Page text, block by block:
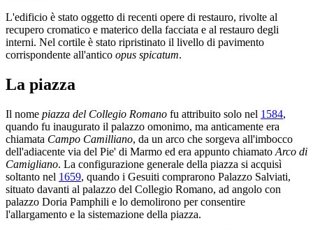
L'edificio è stato oggetto di recenti opere di restauro, rivolte al
recupero cromatico e materico della facciata e al restauro degli
interni. Nel cortile è stato ripristinato il livello di pavimento
corrispondente all'antico opus spicatum.
La piazza
Il nome piazza del Collegio Romano fu attribuito solo nel 1584,
quando fu inaugurato il palazzo omonimo, ma anticamente era
chiamata Campo Camilliano, da un arco che sorgeva all'imbocco
dell'adiacente via del Pie' di Marmo ed era appunto chiamato Arco di
Camigliano. La configurazione generale della piazza si acquisì
soltanto nel 1659, quando i Gesuiti comprarono Palazzo Salviati,
situato davanti al palazzo del Collegio Romano, ad angolo con
palazzo Doria Pamphili e lo demolirono per consentire
l'allargamento e la sistemazione della piazza.